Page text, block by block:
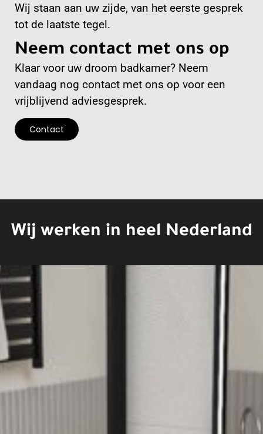
Wij staan aan uw zijde, van het eerste gesprek
tot de laatste tegel.
Neem contact met ons op
Klaar voor uw droom badkamer? Neem
vandaag nog contact met ons op voor een
vrijblijvend adviesgesprek.
Contact
Wij werken in heel Nederland